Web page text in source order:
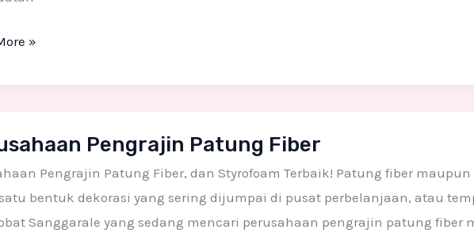
»
Pengrajin Patung Fiber
Pengrajin Patung Fiber, dan Styrofoam Terbaik! Patung fiber
bentuk dekorasi yang sering dijumpai di pusat perbelanjaan, atau
Sanggarale yang sedang mencari perusahaan pengrajin patung fiber